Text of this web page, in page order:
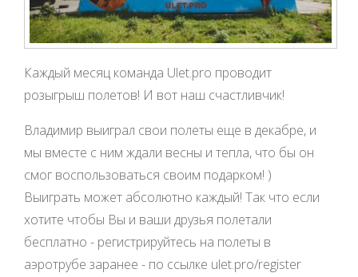
Каждый месяц команда Ulet.pro проводит
розыгрыш полетов! И вот наш счастливчик!
Владимир выиграл свои полеты еще в декабре, и
мы вместе с ним ждали весны и тепла, что бы он
смог воспользоваться своим подарком! )
Выиграть может абсолютно каждый! Так что если
хотите чтобы Вы и ваши друзья полетали
бесплатно - регистрируйтесь на полеты в
аэротрубе заранее - по ссылке ulet.pro/register